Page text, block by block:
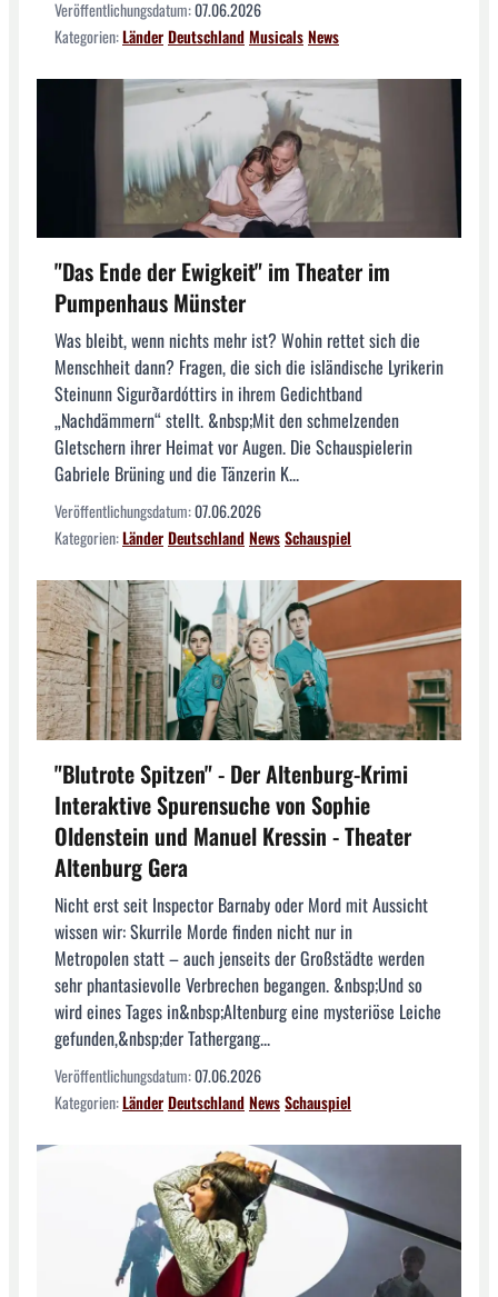
Veröffentlichungsdatum:07.06.2026
Kategorien:LänderDeutschlandMusicalsNews
"Das Ende der Ewigkeit" im Theater im
Pumpenhaus Münster
Was bleibt, wenn nichts mehr ist? Wohin rettet sich die
Menschheit dann? Fragen, die sich die isländische Lyrikerin
Steinunn Sigurðardóttirs in ihrem Gedichtband
„Nachdämmern“ stellt. &nbsp;Mit den schmelzenden
Gletschern ihrer Heimat vor Augen. Die Schauspielerin
Gabriele Brüning und die Tänzerin K...
Veröffentlichungsdatum:07.06.2026
Kategorien:LänderDeutschlandNewsSchauspiel
"Blutrote Spitzen" - Der Altenburg-Krimi
Interaktive Spurensuche von Sophie
Oldenstein und Manuel Kressin - Theater
Altenburg Gera
Nicht erst seit Inspector Barnaby oder Mord mit Aussicht
wissen wir: Skurrile Morde finden nicht nur in
Metropolen statt – auch jenseits der Großstädte werden
sehr phantasievolle Verbrechen begangen. &nbsp;Und so
wird eines Tages in&nbsp;Altenburg eine mysteriöse Leiche
gefunden,&nbsp;der Tathergang...
Veröffentlichungsdatum:07.06.2026
Kategorien:LänderDeutschlandNewsSchauspiel